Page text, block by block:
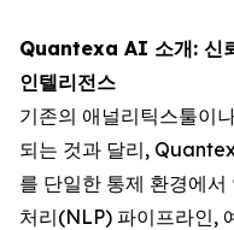
Quantexa AI 소개: 신
인텔리전스
기존의 애널리틱스툴이
되는 것과 달리,
를 단일한 통제 환경에
처리(NLP) 파이프라인,